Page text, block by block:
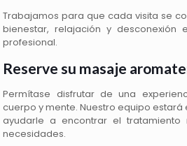
Trabajamos para que cada visita se
bienestar, relajación y desconexión
profesional.
Reserve su masaje
Permítase disfrutar de una
cuerpo y mente. Nuestro equipo
ayudarle a encontrar el
necesidades.